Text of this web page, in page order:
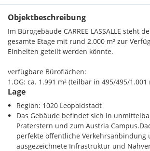
Objektbeschreibung
Im Bürogebäude CARREE LASSALLE steht
gesamte Etage mit rund 2.000 m² zur
Einheiten geteilt werden könnte.
verfügbare Büroflächen:
1.OG: ca. 1.991 m² (teilbar in 495/495/1.001
Lage
Region: 1020 Leopoldstadt
Das Gebäude befindet sich in
Praterstern und zum Austria
perfekte öffentliche Verkehrsanbindung
ausgezeichnete Infrastruktur und